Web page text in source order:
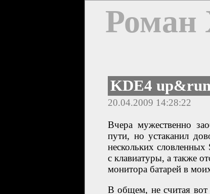
Роман
KDE4
20.04.2009 14:28:22
Вчера мужественно
пути, но устаканил
нескольких
с клавиатуры, а также
монитора батарей в
В общем, не считая вот